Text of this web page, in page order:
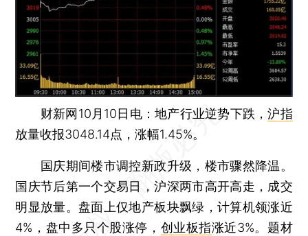
财新网10月10日电：地产行业逆势下跌，沪指
放量收报3048.14点，涨幅1.45%。
国庆期间楼市调控新政升级，楼市骤然降温。
国庆节后第一个交易日，沪深两市高开高走，成交
明显放量。盘面上仅地产板块飘绿，计算机领涨近
4%，盘中多只个股涨停， 创业板指涨近3%。题材